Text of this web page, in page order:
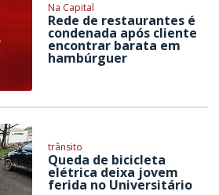
Na Capital
Rede de restaurantes é
condenada após cliente
encontrar barata em
hambúrguer
trânsito
Queda de bicicleta
elétrica deixa jovem
ferida no Universitário